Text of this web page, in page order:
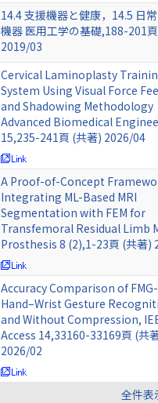
14.4 支援機器と健康，14.5 日
機器 医用工学の基礎,188-201
2019/03
Cervical Laminoplasty
System Using Visual Force
and Shadowing Methodology
Advanced Biomedical
15,235-241頁 (共著) 2026/04
A Proof-of-Concept
Integrating ML-Based MRI
Segmentation with FEM for
Transfemoral Residual Limb
Prosthesis 8 (2),1-23頁 (共著)
Accuracy Comparison of
Hand–Wrist Gesture
and Without Compression,
Access 14,33160-33169頁 (共
2026/02
全件表